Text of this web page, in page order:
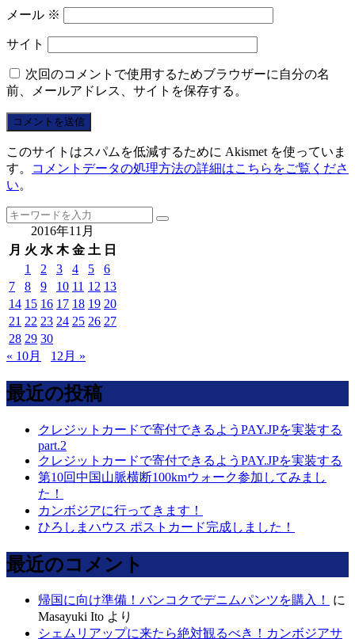
メール ※
サイト
次回のコメントで使用するためブラウザーに自分の名
前、メールアドレス、サイトを保存する。
このサイトはスパムを低減するために Akismet を使っていま
す。
コメントデータの処理方法の詳細はこちらをご覧くださ
い。
2016年11月
月 火 水 木 金 土 日
1
2 3 4 5
6
7
8 9 10 11 12 13
14 15 16 17 18 19 20
21 22 23 24 25 26 27
28 29 30
« 10月
12月 »
最近の投稿
クレジットカードで寄付できるようPAY.JPを実装する
part.2
クレジットカードで寄付できるようPAY.JPを実装する
第10回中国山脈横断100kmウォーク参加してみまし
た！
カンボジアに行ってきます！
ひろしまハウス ポストカード完成しました！
最近のコメント
帰国に向け準備！バンコクでデニムパンツを購入！
に
Masayuki Ito より
シェムリアップに来たら絶対観るべき！カンボジアサ